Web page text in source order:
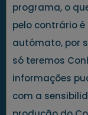
programa, o
pelo contrário
autómato, por
só teremos
informações
com a